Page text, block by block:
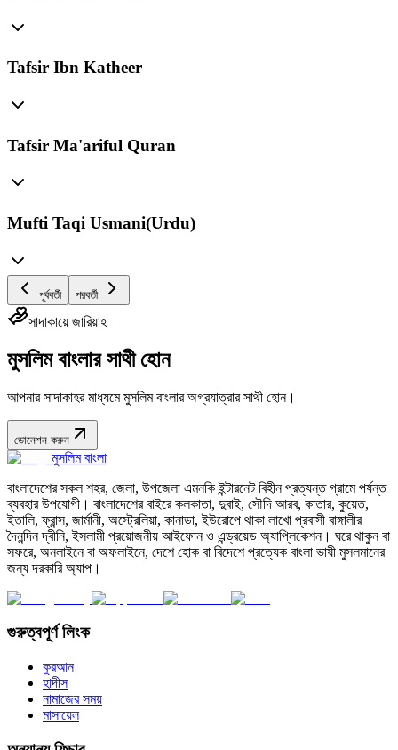
Tafsir Ibn Katheer
Tafsir Ma'ariful Quran
Mufti Taqi Usmani(Urdu)
পূর্ববর্তী পরবর্তী
সাদাকায়ে জারিয়াহ
মুসলিম বাংলার সাথী হোন
আপনার সাদাকাহর মাধ্যমে মুসলিম বাংলার অগ্রযাত্রার সাথী হোন।
ডোনেশন করুন
মুসলিম বাংলা
বাংলাদেশের সকল শহর, জেলা, উপজেলা এমনকি ইন্টারনেট বিহীন প্রত্যন্ত গ্রামে পর্যন্ত
ব্যবহার উপযোগী। বাংলাদেশের বাইরে কলকাতা, দুবাই, সৌদি আরব, কাতার, কুয়েত,
ইতালি, ফ্রান্স, জার্মানী, অস্ট্রেলিয়া, কানাডা, ইউরোপে থাকা লাখো প্রবাসী বাঙ্গালীর
দৈনন্দিন দ্বীনি, ইসলামী প্রয়োজনীয় আইফোন ও এন্ড্রয়েড অ্যাপ্লিকেশন। ঘরে থাকুন বা
সফরে, অনলাইনে বা অফলাইনে, দেশে হোক বা বিদেশে প্রত্যেক বাংলা ভাষী মুসলমানের
জন্য দরকারি অ্যাপ।
গুরুত্বপূর্ণ লিংক
কুরআন
হাদীস
নামাজের সময়
মাসায়েল